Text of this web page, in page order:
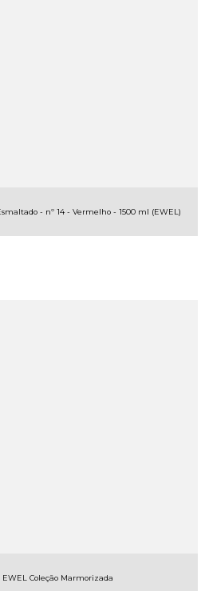
- nº 14 - Vermelho - 1500 ml (EWEL)
EWEL Coleção Marmorizada